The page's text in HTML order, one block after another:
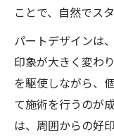
ことで、自然でス
パートデザインは
印象が大きく変わ
を駆使しながら、
て施術を行うのが
は、周囲からの好